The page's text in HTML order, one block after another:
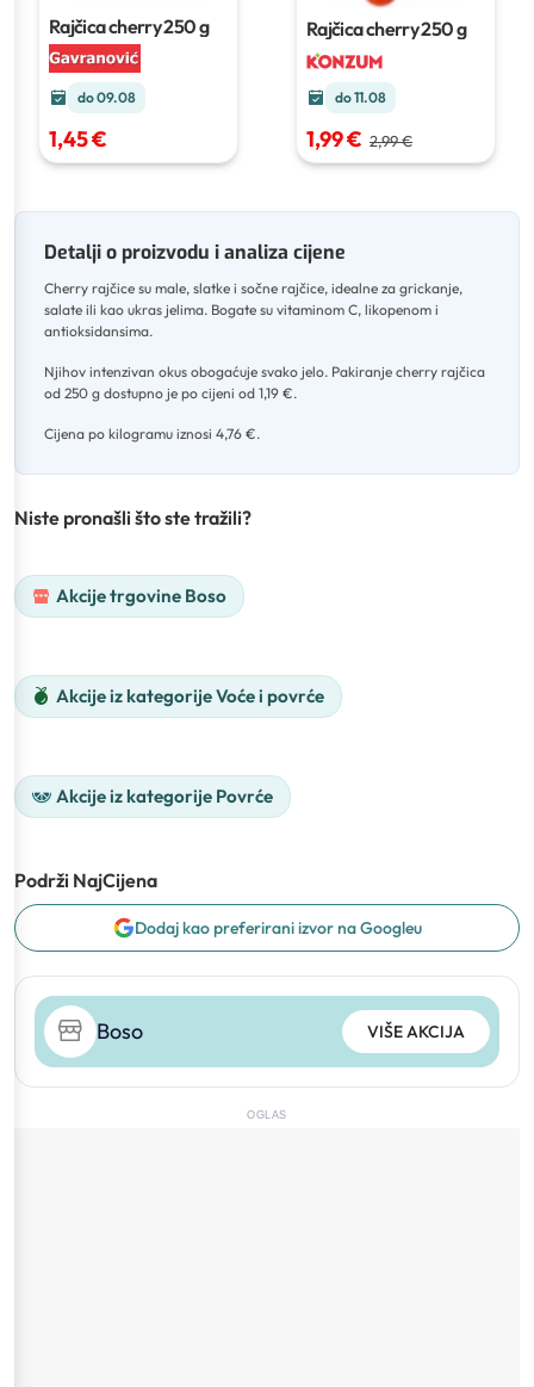
Rajčica cherry250 g
do 09.08
1,45 €
Rajčica cherry250 g
do 11.08
1,99 € 2,99 €
Detalji o proizvodu i analiza cijene
Cherry rajčice su male, slatke i sočne rajčice, idealne za grickanje,
salate ili kao ukras jelima. Bogate su vitaminom C, likopenom i
antioksidansima.
Njihov intenzivan okus obogaćuje svako jelo. Pakiranje cherry rajčica
od 250 g dostupno je po cijeni od 1,19 €.
Cijena po kilogramu iznosi 4,76 €.
Niste pronašli što ste tražili?
Akcije trgovine Boso
Akcije iz kategorije Voće i povrće
Akcije iz kategorije Povrće
Podrži NajCijena
Dodaj kao preferirani izvor na Googleu
Boso VIŠE AKCIJA
OGLAS